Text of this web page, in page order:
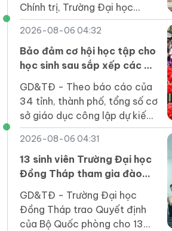
Chính trị, Trường Đại học
Nguyễn Tất Thành, muốn hình
thành hệ giá trị và chuẩn mực
con người Việt Nam, nhà
trường phải tạo môi trường
nghiệm, phản tư, tự chịu trách
nhiệm với lựa chọn của mình.
2026-08-06 04:32
Bảo đảm cơ hội học tập cho
học sinh sau sắp xếp các cơ
sở giáo dục
GD&TĐ - Theo báo cáo của
34 tỉnh, thành phố, tổng số cơ
sở giáo dục công lập dự kiến
giảm từ 37.386 xuống
20.284, giảm 17.102 đầu mối,
tương ứng 45,7%.
2026-08-06 04:31
13 sinh viên Trường Đại học
Đồng Tháp tham gia đào
tạo sĩ quan dự bị năm 2026
GD&TĐ - Trường Đại học
Đồng Tháp trao Quyết định
của Bộ Quốc phòng cho 13